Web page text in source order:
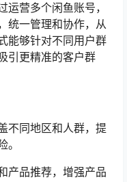
营多个闲鱼账号，
统一管理和协作，从
能够针对不同用户群
引更精准的客户群
不同地区和人群，提
产品推荐，增强产品